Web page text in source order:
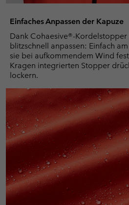
Einfaches Anpassen der Kapuze
Dank Cohaesive®-Kordelstopper
blitzschnell anpassen: Einfach
sie bei aufkommendem Wind
Kragen integrierten Stopper
lockern.